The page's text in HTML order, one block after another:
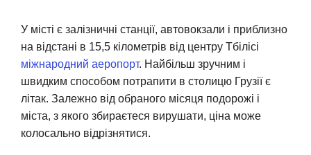
У місті є залізничні станції, автовокзали і приблизно
на відстані в 15,5 кілометрів від центру Тбілісі
міжнародний аеропорт. Найбільш зручним і
швидким способом потрапити в столицю Грузії є
літак. Залежно від обраного місяця подорожі і
міста, з якого збираєтеся вирушати, ціна може
колосально відрізнятися.